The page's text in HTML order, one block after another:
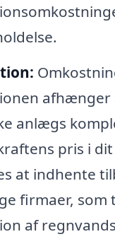
afhænger
anlægs
pris i
at indhente
firmaer, som
af